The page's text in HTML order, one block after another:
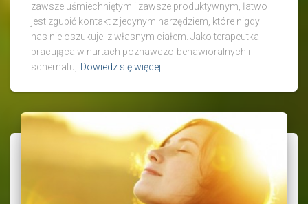
zawsze uśmiechniętym i zawsze produktywnym, łatwo
jest zgubić kontakt z jedynym narzędziem, które nigdy
nas nie oszukuje: z własnym ciałem. Jako terapeutka
pracująca w nurtach poznawczo-behawioralnych i
schematu,
Dowiedz się więcej